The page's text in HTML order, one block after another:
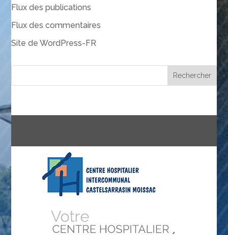
Flux des publications
Flux des commentaires
Site de WordPress-FR